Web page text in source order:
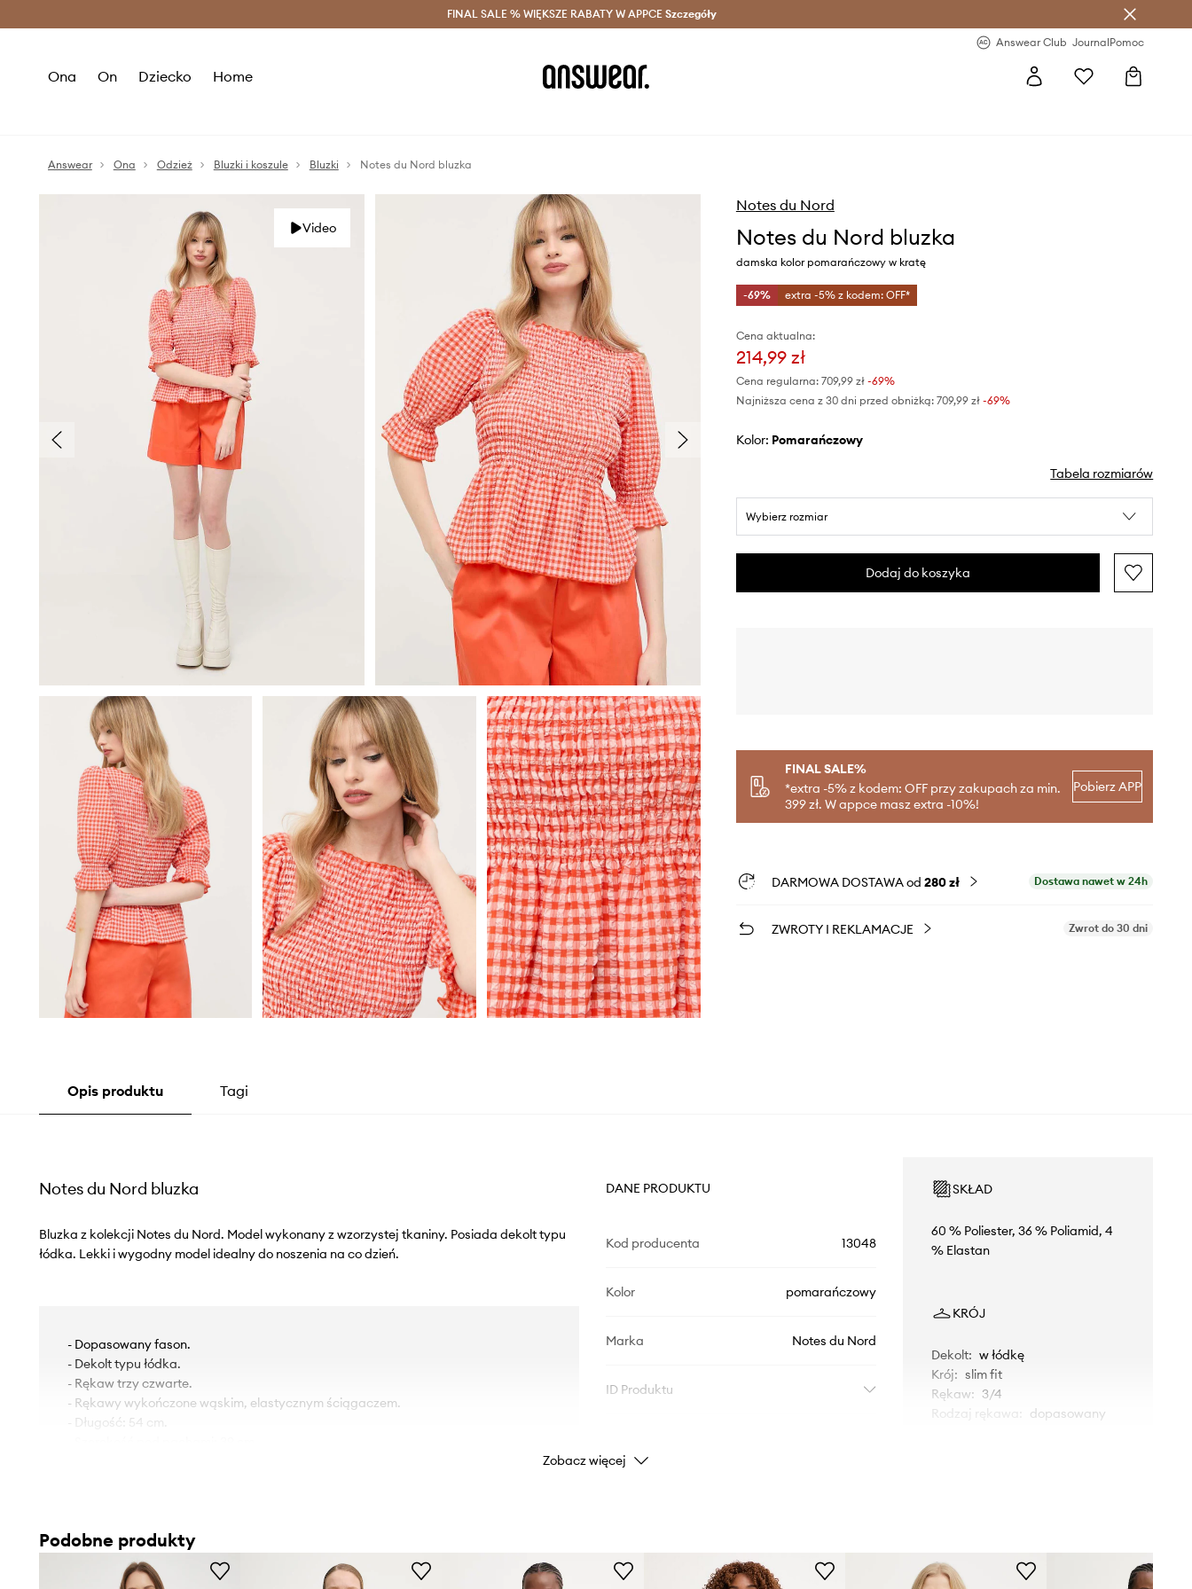
Oszczędzaj z Answear Club > Dostawa nawet w 24h >
FINAL SALE % WIĘKSZE RABATY W APPCE Szczegóły
Answear Club JournalPomoc
Ona On Dziecko Home
Answear Ona Odzież Bluzki i koszule Bluzki Notes du Nord bluzka
Video
Notes du Nord
Notes du Nord bluzka
damska kolor pomarańczowy w kratę
-69% extra -5% z kodem: OFF*
Cena aktualna:
214,99 zł
Cena regularna: 709,99 zł-69%
Najniższa cena z 30 dni przed obniżką: 709,99 zł -69%
Kolor: pomarańczowy
Tabela rozmiarów
Wybierz rozmiar
Dodaj do koszyka
FINAL SALE%
*extra -5% z kodem: OFF przy zakupach za min.
399 zł. W appce masz extra -10%!
Pobierz APP
DARMOWA DOSTAWA od 280 zł Dostawa nawet w 24h
ZWROTY I REKLAMACJE Zwrot do 30 dni
Opis produktu Tagi
Notes du Nord bluzka
Bluzka z kolekcji Notes du Nord. Model wykonany z wzorzystej tkaniny. Posiada dekolt typu
łódka. Lekki i wygodny model idealny do noszenia na co dzień.
- Dopasowany fason.
- Dekolt typu łódka.
- Rękaw trzy czwarte.
- Rękawy wykończone wąskim, elastycznym ściągaczem.
- Długość: 54 cm.
DANE PRODUKTU
Kod producenta 13048
Kolor pomarańczowy
Marka Notes du Nord
ID Produktu
SKŁAD
60 % Poliester, 36 % Poliamid, 4
% Elastan
KRÓJ
Dekolt: w łódkę
Krój: slim fit
Rękaw: 3/4
Rodzaj rękawa
dopasowany
Tabela rozmiarów
Zobacz więcej
Podobne produkty